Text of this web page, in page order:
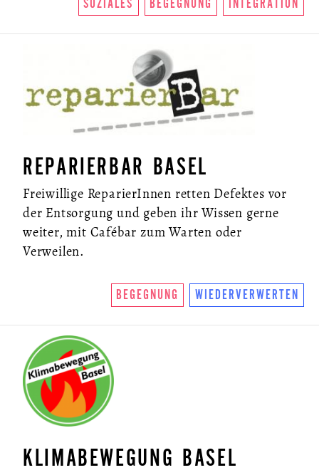
SOZIALES BEGEGNUNG INTEGRATION
REPARIERBAR BASEL
Freiwillige ReparierInnen retten Defektes vor
der Entsorgung und geben ihr Wissen gerne
weiter, mit Cafébar zum Warten oder
Verweilen.
BEGEGNUNG WIEDERVERWERTEN
KLIMABEWEGUNG BASEL